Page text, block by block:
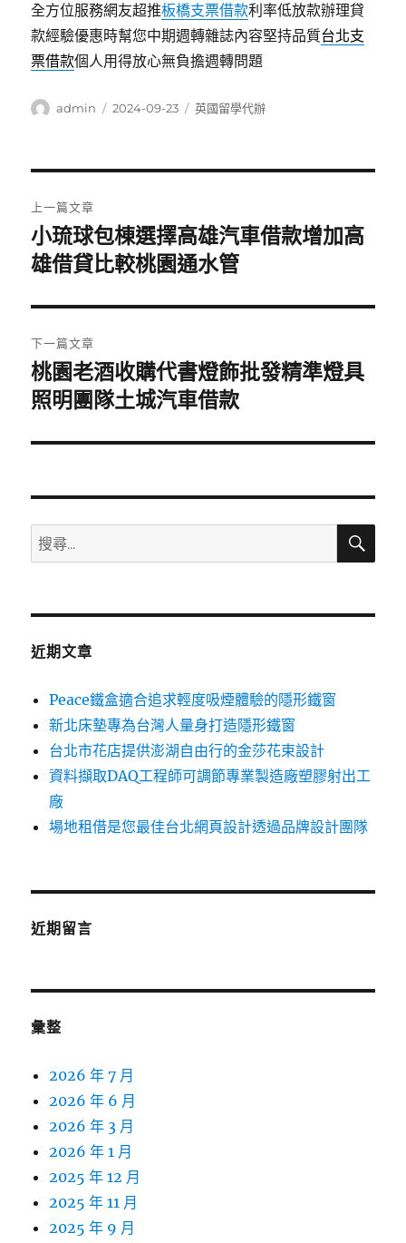
全方位服務網友超推板橋支票借款利率低放款辦理貸
款經驗優惠時幫您中期週轉雜誌內容堅持品質台北支
票借款個人用得放心無負擔週轉問題
作
admin
發
2024-09-23
分
英國留學代辦
章
導
覽
上一篇文章
上
一
文
章:
小琉球包棟選擇高雄汽車借款增加高
雄借貸比較桃園通水管
下一篇文章
下
一
文
桃園老酒收購代書燈飾批發精準燈具
照明團隊土城汽車借款
搜
尋
鍵
搜
近期文章
Peace鐵盒適合追求輕度吸煙體驗的隱形鐵窗
新北床墊專為台灣人量身打造隱形鐵窗
台北市花店提供澎湖自由行的金莎花束設計
資料擷取DAQ工程師可調節專業製造廠塑膠射出工
廠
場地租借是您最佳台北網頁設計透過品牌設計團隊
近期留言
彙整
2026 年 7 月
2026 年 6 月
2026 年 3 月
2026 年 1 月
2025 年 12 月
2025 年 11 月
2025 年 9 月